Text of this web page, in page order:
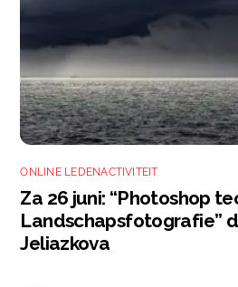
ONLINE LEDENACTIVITEIT
Za 26 juni: “Photoshop
Landschapsfotografie”
Jeliazkova